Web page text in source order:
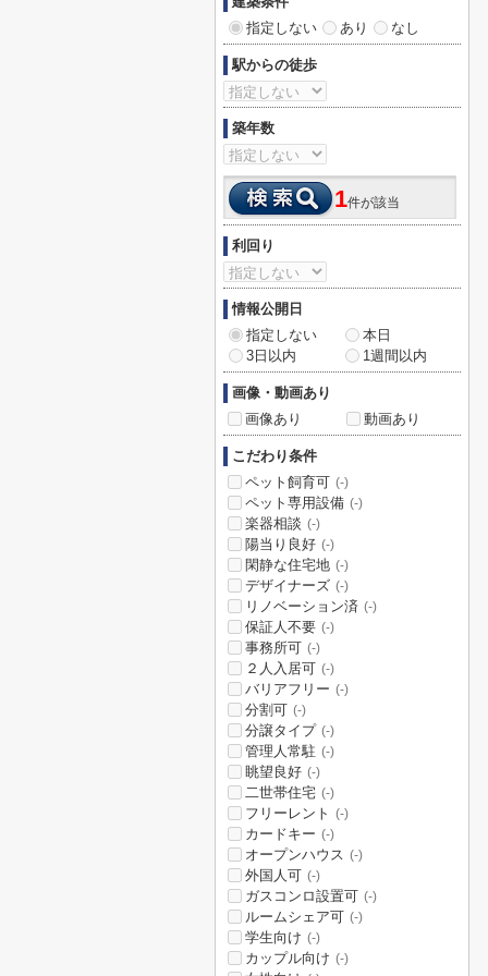
指定しない
あり なし
駅からの徒歩
築年数
1件が該当
利回り
情報公開日
指定しない
本日
3日以内
1週間以内
画像・動画あり
画像あり
動画あり
こだわり条件
ペット飼育可 (-)
ペット専用設備 (-)
楽器相談 (-)
陽当り良好 (-)
閑静な住宅地 (-)
デザイナーズ (-)
リノベーション済 (-)
保証人不要 (-)
事務所可 (-)
２人入居可 (-)
バリアフリー (-)
分割可 (-)
分譲タイプ (-)
管理人常駐 (-)
眺望良好 (-)
二世帯住宅 (-)
フリーレント (-)
カードキー (-)
オープンハウス (-)
外国人可 (-)
ガスコンロ設置可 (-)
ルームシェア可 (-)
学生向け (-)
カップル向け (-)